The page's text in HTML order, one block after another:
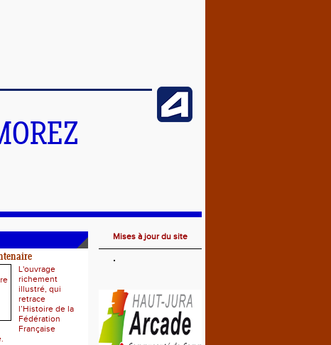
L'ouvrage
richement
illustré, qui
retrace
l’Histoire de la
Fédération
Française
Mises à jour du site